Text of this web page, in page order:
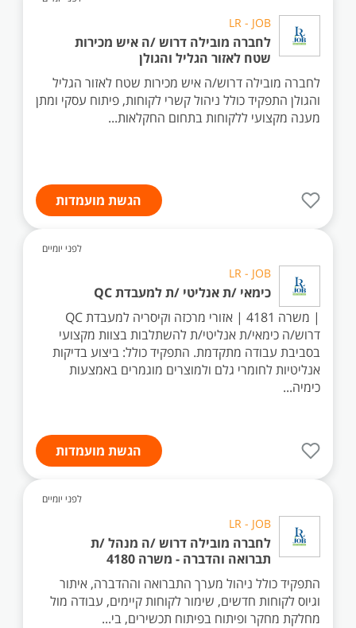
LR - JOB
לחברה מובילה דרוש /ה איש מכירות
שטח לאזור הגליל והגולן
לחברה מובילה דרוש/ה איש מכירות שטח לאזור הגליל
והגולן התפקיד כולל ניהול קשרי לקוחות, פיתוח עסקי ומתן
מענה מקצועי ללקוחות בתחום החקלאות...
הגשת מועמדות
לפני יומיים
LR - JOB
כימאי /ת אנליטי /ת למעבדת QC
| משרה 4181 | אזורי מרכזה וקיסריה למעבדת QC
דרוש/ה כימאי/ת אנליטי/ת להשתלבות בצוות מקצועי
בסביבת עבודה מתקדמת. התפקיד כולל: ביצוע בדיקות
אנליטיות לחומרי גלם ולמוצרים מוגמרים באמצעות
כימיה...
הגשת מועמדות
לפני יומיים
LR - JOB
לחברה מובילה דרוש /ה מנהל /ת
תברואה והדברה - משרה 4180
התפקיד כולל ניהול מערך התברואה וההדברה, איתור
וגיוס לקוחות חדשים, שימור לקוחות קיימים, עבודה מול
מחלקת מחקר ופיתוח בפיתוח תכשירים, בי...